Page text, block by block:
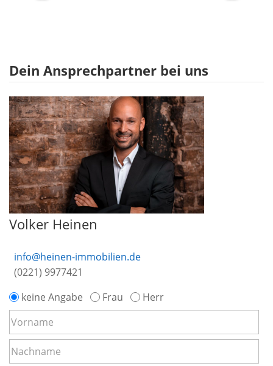
Dein Ansprechpartner bei uns
Volker Heinen
info@heinen-immobilien.de
(0221) 9977421
keine Angabe
Frau Herr